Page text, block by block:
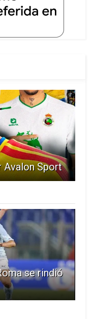
Avalon Sport
se rindió